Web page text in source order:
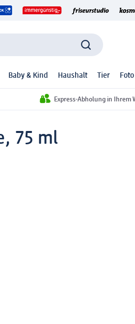
Baby & Kind Haushalt Tier Foto
Express-Abholung in Ihrem
75 ml